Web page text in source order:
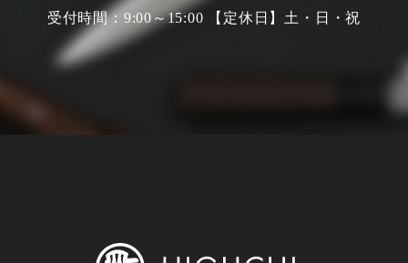
受付時間：9:00～15:00 【定休日】土・日・祝